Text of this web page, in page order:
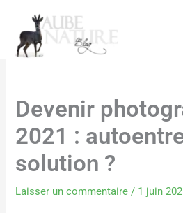
contenu
Devenir
2021 :
solution ?
Laisser un commentaire / 1 juin